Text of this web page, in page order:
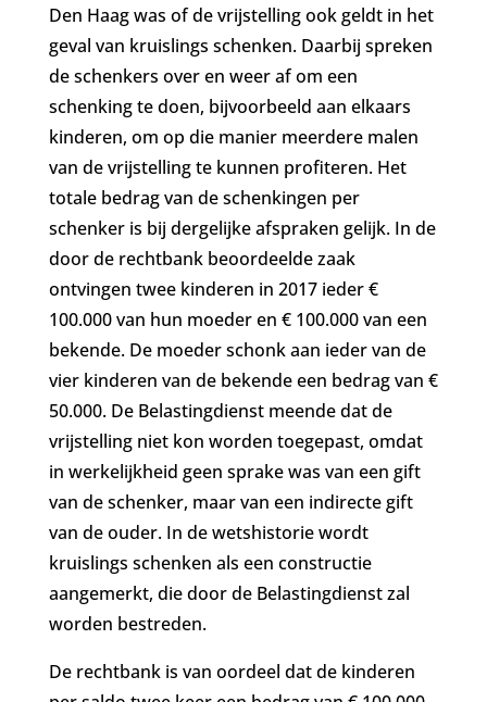
Den Haag was of de vrijstelling ook geldt in het
geval van kruislings schenken. Daarbij spreken
de schenkers over en weer af om een
schenking te doen, bijvoorbeeld aan elkaars
kinderen, om op die manier meerdere malen
van de vrijstelling te kunnen profiteren. Het
totale bedrag van de schenkingen per
schenker is bij dergelijke afspraken gelijk. In de
door de rechtbank beoordeelde zaak
ontvingen twee kinderen in 2017 ieder €
100.000 van hun moeder en € 100.000 van een
bekende. De moeder schonk aan ieder van de
vier kinderen van de bekende een bedrag van €
50.000. De Belastingdienst meende dat de
vrijstelling niet kon worden toegepast, omdat
in werkelijkheid geen sprake was van een gift
van de schenker, maar van een indirecte gift
van de ouder. In de wetshistorie wordt
kruislings schenken als een constructie
aangemerkt, die door de Belastingdienst zal
worden bestreden.
De rechtbank is van oordeel dat de kinderen